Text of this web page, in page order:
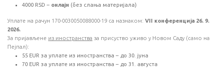
4000 RSD – онлајн (без слања материјала)
Уплате на рачун 170-0030050088000-19 са назнаком: VII конференција 26. 9.
2026.
За пријављене из иностранства за присуство уживо у Новом Саду (само на
Пејпал):
55 EUR за уплате из иностранства – до 30. јуна
70 EUR за уплате из иностранства – до 31. августа